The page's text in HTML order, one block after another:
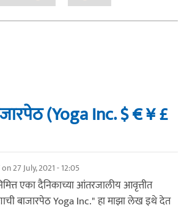
(Yoga Inc. $ € ¥ £
on 27 July, 2021 - 12:05
एका दैनिकाच्या आंतरजालीय आवृत्तीत
बाजारपेठ Yoga Inc." हा माझा लेख इथे देत